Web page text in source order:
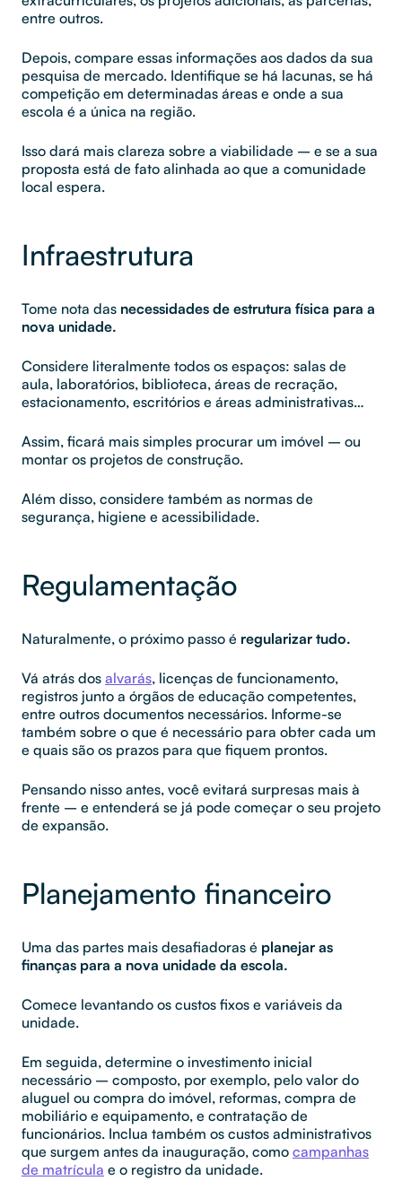
entre outros.
Depois, compare essas informações aos dados da sua
pesquisa de mercado. Identifique se há lacunas, se há
competição em determinadas áreas e onde a sua
escola é a única na região.
Isso dará mais clareza sobre a viabilidade – e se a sua
proposta está de fato alinhada ao que a comunidade
local espera.
Infraestrutura
Tome nota das necessidades de estrutura física para a
nova unidade.
Considere literalmente todos os espaços: salas de
aula, laboratórios, biblioteca, áreas de recração,
estacionamento, escritórios e áreas administrativas…
Assim, ficará mais simples procurar um imóvel – ou
montar os projetos de construção.
Além disso, considere também as normas de
segurança, higiene e acessibilidade.
Regulamentação
Naturalmente, o próximo passo é regularizar tudo.
Vá atrás dos alvarás, licenças de funcionamento,
registros junto a órgãos de educação competentes,
entre outros documentos necessários. Informe-se
também sobre o que é necessário para obter cada um
e quais são os prazos para que fiquem prontos.
Pensando nisso antes, você evitará surpresas mais à
frente – e entenderá se já pode começar o seu projeto
de expansão.
Planejamento financeiro
Uma das partes mais desafiadoras é planejar as
finanças para a nova unidade da escola.
Comece levantando os custos fixos e variáveis da
unidade.
Em seguida, determine o investimento inicial
necessário – composto, por exemplo, pelo valor do
aluguel ou compra do imóvel, reformas, compra de
mobiliário e equipamento, e contratação de
funcionários. Inclua também os custos administrativos
que surgem antes da inauguração, como campanhas
de matrícula e o registro da unidade.